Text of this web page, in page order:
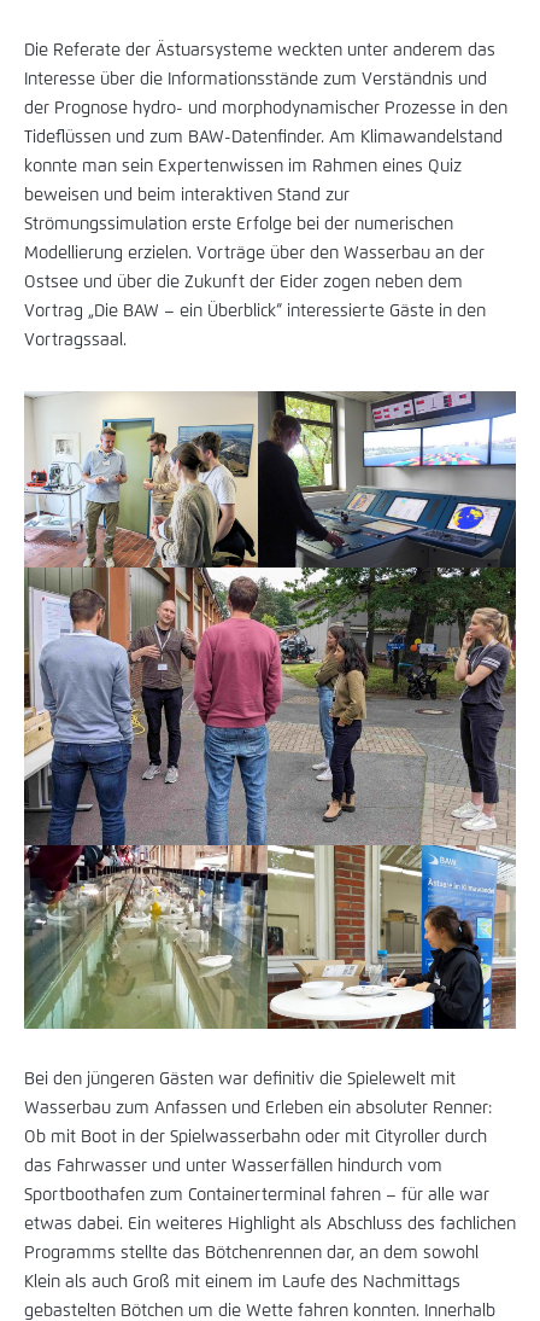
Die Referate der Ästuarsysteme weckten unter anderem das
Interesse über die Informationsstände zum Verständnis und
der Prognose hydro- und morphodynamischer Prozesse in den
Tideflüssen und zum BAW-Datenfinder. Am Klimawandelstand
konnte man sein Expertenwissen im Rahmen eines Quiz
beweisen und beim interaktiven Stand zur
Strömungssimulation erste Erfolge bei der numerischen
Modellierung erzielen. Vorträge über den Wasserbau an der
Ostsee und über die Zukunft der Eider zogen neben dem
Vortrag „Die BAW – ein Überblick“ interessierte Gäste in den
Vortragssaal.
Bei den jüngeren Gästen war definitiv die Spielewelt mit
Wasserbau zum Anfassen und Erleben ein absoluter Renner:
Ob mit Boot in der Spielwasserbahn oder mit Cityroller durch
das Fahrwasser und unter Wasserfällen hindurch vom
Sportboothafen zum Containerterminal fahren – für alle war
etwas dabei. Ein weiteres Highlight als Abschluss des fachlichen
Programms stellte das Bötchenrennen dar, an dem sowohl
Klein als auch Groß mit einem im Laufe des Nachmittags
gebastelten Bötchen um die Wette fahren konnten. Innerhalb